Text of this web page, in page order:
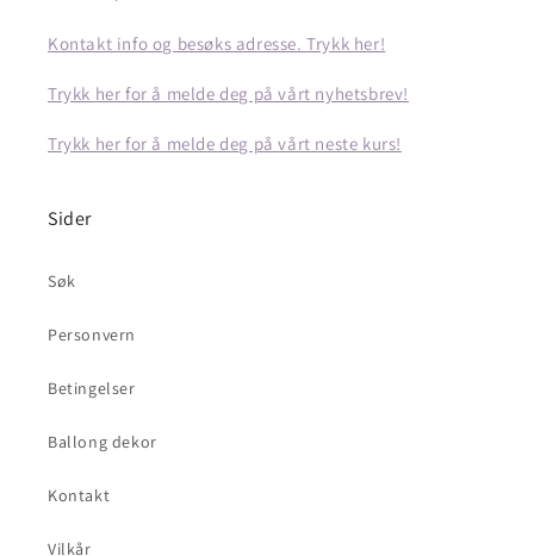
Kontakt info og besøks adresse. Trykk her!
Trykk her for å melde deg på vårt nyhetsbrev!
Trykk her for å melde deg på vårt neste kurs!
Sider
Søk
Personvern
Betingelser
Ballong dekor
Kontakt
Vilkår